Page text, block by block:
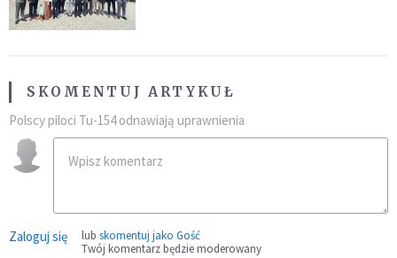
SKOMENTUJ ARTYKUŁ
Polscy piloci Tu-154 odnawiają uprawnienia
Zaloguj się lub skomentuj jako Gość
Twój komentarz będzie moderowany